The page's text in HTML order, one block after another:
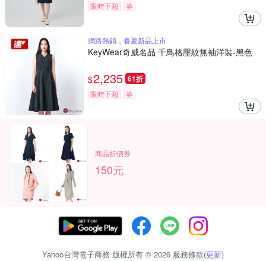
限時下殺
券
網路熱銷，春夏新品上市
KeyWear奇威名品 千鳥格壓紋無袖洋裝-黑色
$2,235 61折
限時下殺 券
商品折價券
150元
Yahoo台灣電子商務 版權所有 © 2026 服務條款(更新)